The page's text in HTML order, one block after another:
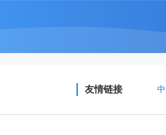
友情链接